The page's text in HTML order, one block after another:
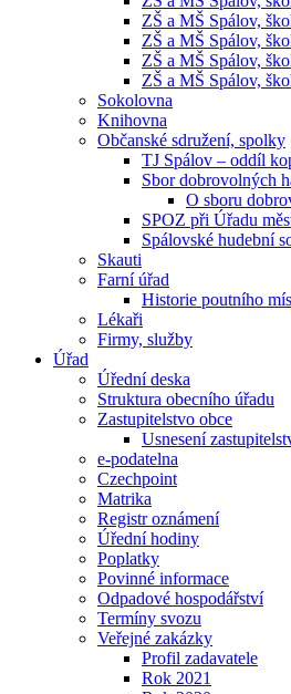
ZŠ a MŠ Spálov,
ZŠ a MŠ Spálov,
ZŠ a MŠ Spálov,
ZŠ a MŠ Spálov,
Sokolovna
Knihovna
Občanské sdružení, spolky
TJ Spálov – oddíl
Sbor dobrovolných
O sboru
SPOZ při Úřadu
Spálovské hudební
Skauti
Farní úřad
Historie poutního
Lékaři
Firmy, služby
Úřad
Úřední deska
Struktura obecního úřadu
Zastupitelstvo obce
Usnesení
e-podatelna
Czechpoint
Matrika
Registr oznámení
Úřední hodiny
Poplatky
Povinné informace
Odpadové hospodářství
Termíny svozu
Veřejné zakázky
Profil zadavatele
Rok 2021